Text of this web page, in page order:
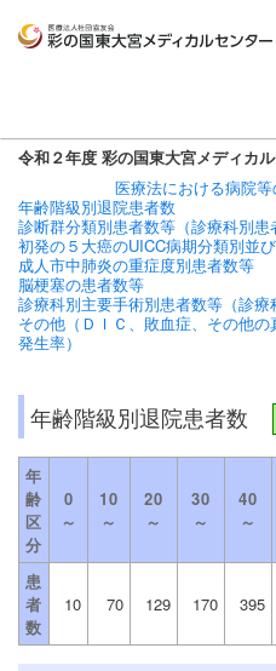
メディカルセンター
令和２年度 彩の国東大宮メディカ
医療法における病院等
年齢階級別退院患者数
診断群分類別患者数等（診療科別患
初発の５大癌のUICC病期分類別並
成人市中肺炎の重症度別患者数等
脳梗塞の患者数等
診療科別主要手術別患者数等（診療
その他（ＤＩＣ、敗血症、その他
発生率）
年齢階級別退院患者数
年
齢
区
分
0
～
10
～
20
～
30
～
40
～
患
者
数
10 70 129 170 395